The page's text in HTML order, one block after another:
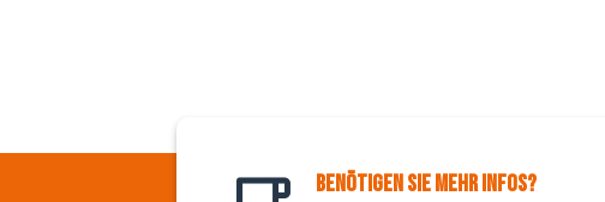
Benötigen Sie mehr Infos?